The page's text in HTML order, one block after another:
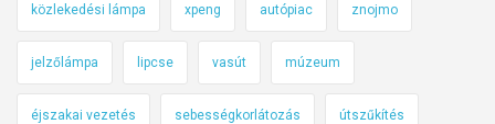
közlekedési lámpa xpeng autópiac znojmo
jelzőlámpa lipcse vasút múzeum
éjszakai vezetés sebességkorlátozás útszűkítés